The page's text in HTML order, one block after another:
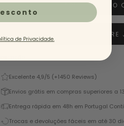
ADICIONAR AO
COMPRE
Excelente 4,9/5 (+1450 Reviews)
Envios grátis em compras superiores a
Entrega rápida em 48h em Portugal
Trocas e devoluções fáceis em até 30
de Privacidade.